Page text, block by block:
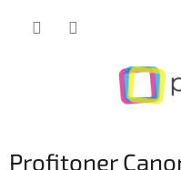
Profitoner